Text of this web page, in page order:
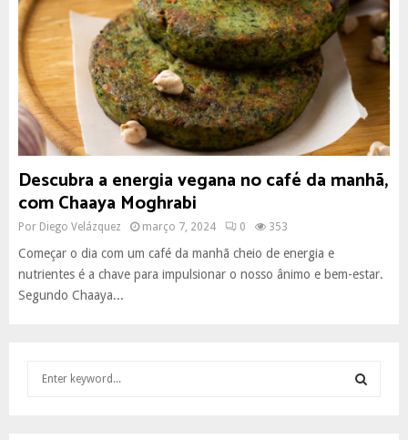
Descubra a energia vegana no café da manhã,
com Chaaya Moghrabi
Por Diego Velázquez março 7, 2024 0 353
Começar o dia com um café da manhã cheio de energia e
nutrientes é a chave para impulsionar o nosso ânimo e bem-estar.
Segundo Chaaya...